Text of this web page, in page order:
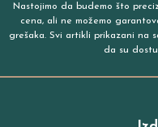
Nastojimo da budemo što
cena, ali ne možemo
grešaka. Svi artikli prikazani na
da su